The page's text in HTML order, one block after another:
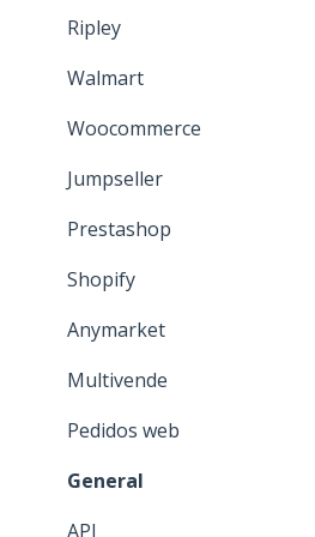
Canales de venta
Formas de pago
Descuentos y listas de precio
General
Ripley
Walmart
Woocommerce
Jumpseller
Prestashop
Shopify
Anymarket
Multivende
Pedidos web
General
API